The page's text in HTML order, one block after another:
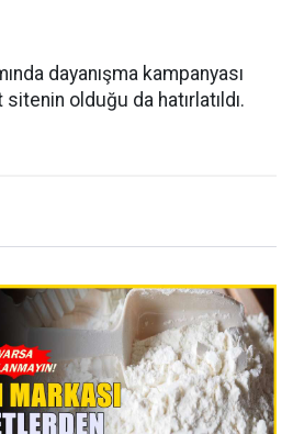
dayanışma kampanyası
olduğu da hatırlatıldı.